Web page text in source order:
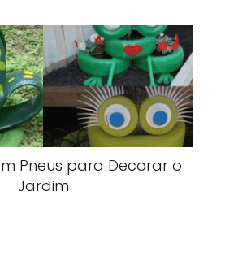
Pneus para Decorar o
Jardim